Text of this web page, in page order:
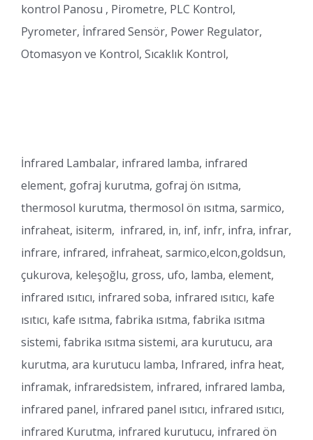
kontrol Panosu , Pirometre, PLC Kontrol,
Pyrometer, İnfrared Sensör, Power Regulator,
Otomasyon ve Kontrol, Sıcaklık Kontrol,
İnfrared Lambalar, infrared lamba, infrared
element, gofraj kurutma, gofraj ön ısıtma,
thermosol kurutma, thermosol ön ısıtma, sarmico,
infraheat, isiterm, infrared, in, inf, infr, infra, infrar,
infrare, infrared, infraheat, sarmico,elcon,goldsun,
çukurova, keleşoğlu, gross, ufo, lamba, element,
infrared ısıtıcı, infrared soba, infrared ısıtıcı, kafe
ısıtıcı, kafe ısıtma, fabrika ısıtma, fabrika ısıtma
sistemi, fabrika ısıtma sistemi, ara kurutucu, ara
kurutma, ara kurutucu lamba, Infrared, infra heat,
inframak, infraredsistem, infrared, infrared lamba,
infrared panel, infrared panel ısıtıcı, infrared ısıtıcı,
infrared Kurutma, infrared kurutucu, infrared ön